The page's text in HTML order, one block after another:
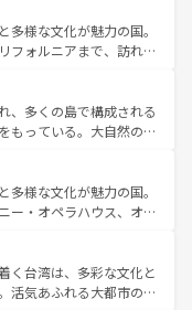
ならではのユニークな
でなく町歩きも満喫する
ため物価も高いが、旅行
できる。 なお、新
を参照してほしい。
多様な文化が魅力の国。
フォルニアまで、訪れる
ピング、エンターテイ
ットだ。一方、アメリカ
ドキャニオンやイエロー
美食が融合した独特の
地域で異なる魅力を楽
歴史を感じることができ
カ
ほしい。
、多くの島で構成される
もっている。大自然の神
観光地といえばオアフ
マウイ島やカウアイ島が
輝く海をはじめ、豊かな
迎えてくれるハワイの
ハワイアンミュージッ
べてがハワイの魅力を彩
多様な文化が魅力の国。
ー・オペラハウス、オー
ウルル（エアーズロッ
やケアンズの熱帯雨林な
カフェやワイン、オージ
く台湾は、多彩な文化と
活気あふれる大都市の台